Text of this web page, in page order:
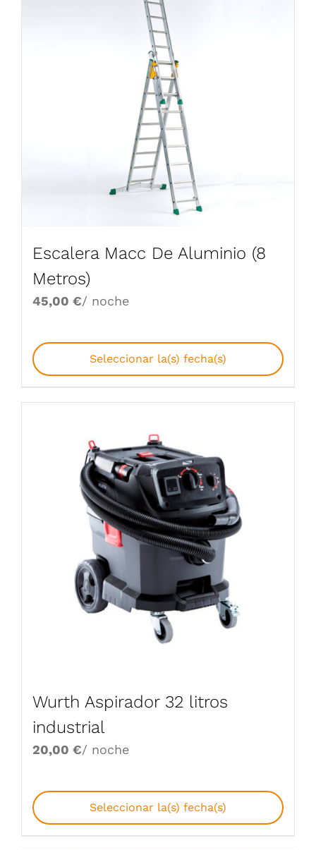
Escalera Macc De Aluminio (8
Metros)
45,00 €/ noche
Seleccionar la(s) fecha(s)
Wurth Aspirador 32 litros
industrial
20,00 €/ noche
Seleccionar la(s) fecha(s)